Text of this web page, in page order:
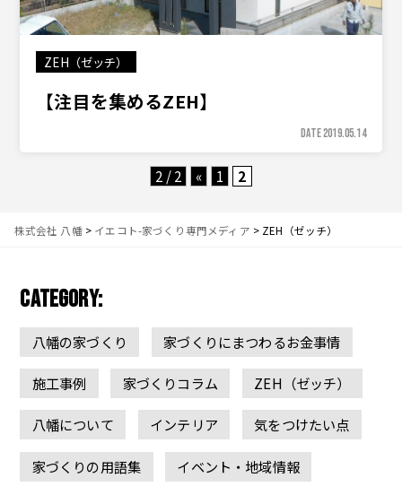
ZEH（ゼッチ）
【注目を集めるZEH】
DATE 2019.05.14
2 / 2 « 1 2
株式会社 八幡> イエコト-家づくり専門メディア > ZEH（ゼッチ）
CATEGORY:
八幡の家づくり 家づくりにまつわるお金事情
施工事例 家づくりコラム ZEH（ゼッチ）
八幡について インテリア 気をつけたい点
家づくりの用語集 イベント・地域情報